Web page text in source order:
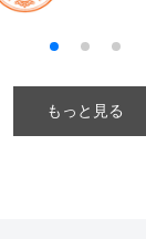
もっと見る